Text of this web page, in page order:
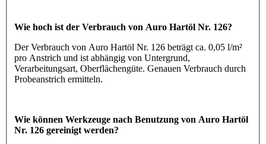
Wie hoch ist der Verbrauch von Auro Hartöl Nr. 126?
Der Verbrauch von Auro Hartöl Nr. 126 beträgt ca. 0,05 l/m²
pro Anstrich und ist abhängig von Untergrund,
Verarbeitungsart, Oberflächengüte. Genauen Verbrauch durch
Probeanstrich ermitteln.
Wie können Werkzeuge nach Benutzung von Auro Hartöl
Nr. 126 gereinigt werden?